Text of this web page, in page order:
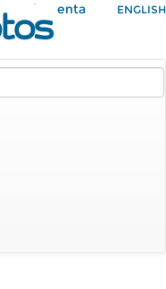
Mi Cuenta ENGLISH